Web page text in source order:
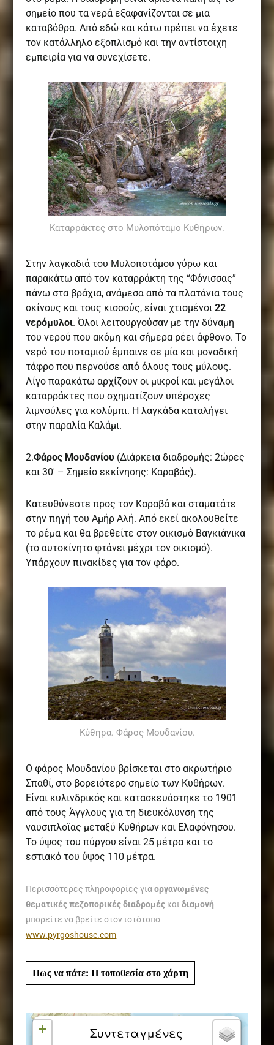
σημείο που τα νερά εξαφανίζονται σε μια
καταβόθρα. Από εδώ και κάτω πρέπει να έχετε
τον κατάλληλο εξοπλισμό και την αντίστοιχη
εμπειρία για να συνεχίσετε.
Καταρράκτες στο Μυλοπόταμο Κυθήρων.
Στην λαγκαδιά του Μυλοποτάμου γύρω και
παρακάτω από τον καταρράκτη της “Φόνισσας”
πάνω στα βράχια, ανάμεσα από τα πλατάνια τους
σκίνους και τους κισσούς, είναι χτισμένοι22
νερόμυλοι. Όλοι λειτουργούσαν με την δύναμη
του νερού που ακόμη και σήμερα ρέει άφθονο. Το
νερό του ποταμιού έμπαινε σε μία και μοναδική
τάφρο που περνούσε από όλους τους μύλους.
Λίγο παρακάτω αρχίζουν οι μικροί και μεγάλοι
καταρράκτες που σχηματίζουν υπέροχες
λιμνούλες για κολύμπι. Η λαγκάδα καταλήγει
στην παραλία Καλάμι.
2.Φάρος Μουδανίου (Διάρκεια διαδρομής: 2ώρες
και 30′ – Σημείο εκκίνησης: Καραβάς).
Κατευθύνεστε προς τον Καραβά και σταματάτε
στην πηγή του Αμήρ Αλή. Από εκεί ακολουθείτε
το ρέμα και θα βρεθείτε στον οικισμό Βαγκιάνικα
(το αυτοκίνητο φτάνει μέχρι τον οικισμό).
Υπάρχουν πινακίδες για τον φάρο.
Κύθηρα. Φάρος Μουδανίου.
Ο φάρος Μουδανίου βρίσκεται στο ακρωτήριο
Σπαθί, στο βορειότερο σημείο των Κυθήρων.
Είναι κυλινδρικός και κατασκευάστηκε το 1901
από τους Άγγλους για τη διευκόλυνση της
ναυσιπλοϊας μεταξύ Κυθήρων και Ελαφόνησου.
Το ύψος του πύργου είναι 25 μέτρα και το
εστιακό του ύψος 110 μέτρα.
Περισσότερες πληροφορίες γιαοργανωμένες
θεματικές πεζοπορικές διαδρομές και διαμονή
μπορείτε να βρείτε στον ιστότοπο
www.pyrgoshouse.com
Πως να πάτε: Η τοποθεσία στο χάρτη